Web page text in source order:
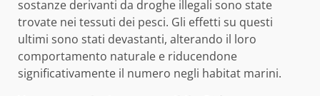
sostanze derivanti da droghe illegali sono state
trovate nei tessuti dei pesci. Gli effetti su questi
ultimi sono stati devastanti, alterando il loro
comportamento naturale e riducendone
significativamente il numero negli habitat marini.